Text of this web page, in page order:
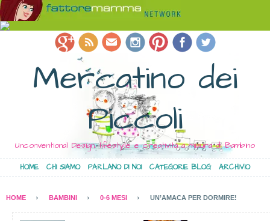
Mercatino dei
Piccoli
Unconventional Design, lifestyle e creatività a misura di Bambino
HOME CHI SIAMO PARLANO DI NOI CATEGORIE BLOG ARCHIVIO
HOME BAMBINI 0-6 MESI UN’AMACA PER DORMIRE!